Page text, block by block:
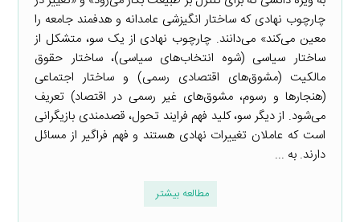
چارچوب نهادی که ساختار انگیزشی عامدانه و هدفمند جامعه را
معین می‌کند» می‌دانند. چارچوب نهادی از یک سو، متشکل از
ساختار سیاسی (شوه انتخاب‌های سیاسی)، ساختار حقوق
مالکیت (مشوق‌های اقتصادی رسمی) و ساختار اجتماعی
(هنجارها و رسوم، مشوق‌های غیر رسمی در اقتصاد) تعریف
می‌شود. از دیگر سو، کلید فهم فرایند تحول، قصدمندی بازیگرانی
است که عاملان تغییرات نهادی هستند و فهم فراگیر از مسائل
دارند. به ...
مطالعه بیشتر